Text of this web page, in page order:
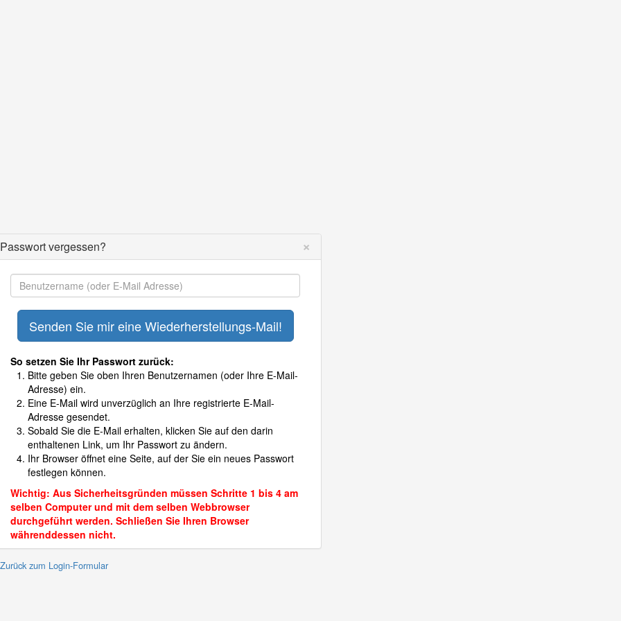
Passwort vergessen? ×
So setzen Sie Ihr Passwort zurück:
Bitte geben Sie oben Ihren Benutzernamen (oder Ihre E-Mail-
Adresse) ein.
Eine E-Mail wird unverzüglich an Ihre registrierte E-Mail-
Adresse gesendet.
Sobald Sie die E-Mail erhalten, klicken Sie auf den darin
enthaltenen Link, um Ihr Passwort zu ändern.
Ihr Browser öffnet eine Seite, auf der Sie ein neues Passwort
festlegen können.
Wichtig: Aus Sicherheitsgründen müssen Schritte 1 bis 4 am
selben Computer und mit dem selben Webbrowser
durchgeführt werden. Schließen Sie Ihren Browser
währenddessen nicht.
zum Login-Formular